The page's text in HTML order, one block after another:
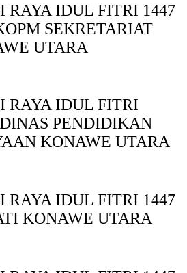
RAYA IDUL FITRI 1447
SEKRETARIAT
UTARA
RAYA IDUL FITRI
PENDIDIKAN
KONAWE UTARA
RAYA IDUL FITRI 1447
KONAWE UTARA